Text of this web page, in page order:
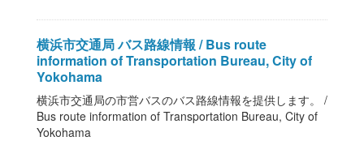
横浜市交通局 バス路線情報 / Bus route
information of Transportation Bureau, City of
Yokohama
横浜市交通局の市営バスのバス路線情報を提供します。 /
Bus route information of Transportation Bureau, City of
Yokohama